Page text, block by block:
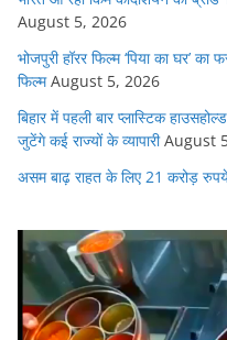
August 5, 2026
भोजपुरी हॉरर फिल्म ‘पिया का घर’
फिल्म August 5, 2026
बिहार में पहली बार प्लास्टिक
जुटेंगे कई राज्यों के व्यापारी August
असम बाढ़ राहत के लिए 21 करोड़